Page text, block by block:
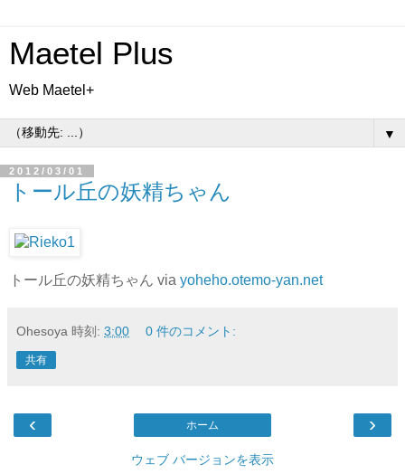
Maetel Plus
Web Maetel+
▼
2012/03/01
トール丘の妖精ちゃん
トール丘の妖精ちゃん via yoheho.otemo-yan.net
Ohesoya 時刻: 3:00 0 件のコメント:
共有
‹ ›
ホーム
ウェブ バージョンを表示